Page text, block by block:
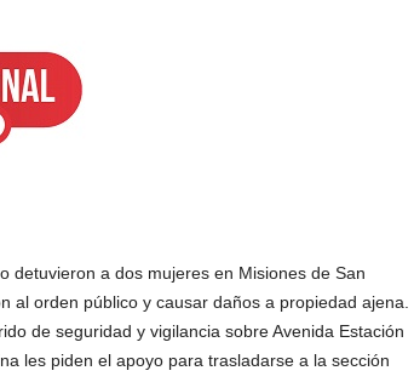
detuvieron a dos mujeres en Misiones de San
al orden público y causar daños a propiedad ajena.
de seguridad y vigilancia sobre Avenida Estación
les piden el apoyo para trasladarse a la sección